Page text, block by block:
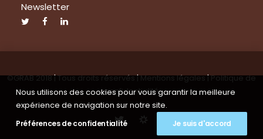
Newsletter
©GRAB 2018 | Tous droits réservés |Mentions légales|Politique de
confidentialité
Nous utilisons des cookies pour vous garantir la meilleure
expérience de navigation sur notre site.
Préférences de confidentialité Je suis d'accord